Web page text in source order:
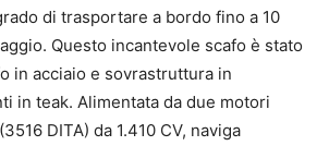
di trasportare a bordo fino a 10
Questo incantevole scafo è stato
in acciaio e sovrastruttura in
in teak. Alimentata da due motori
DITA) da 1.410 CV, naviga